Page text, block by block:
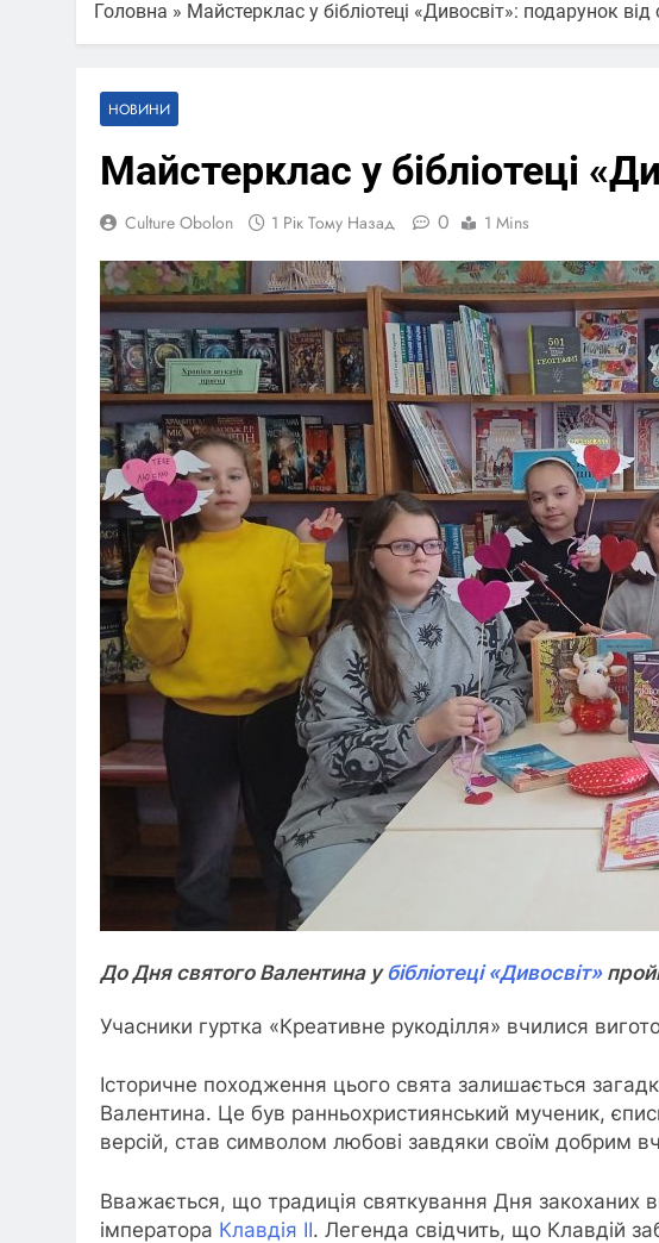
Головна » Майстерклас у бібліотеці «Дивосвіт»: подарунок
НОВИНИ
Майстерклас у бібліотеці
Culture Obolon 1 Рік Тому Назад 0 1 Mins
До Дня святого Валентина убібліотеці «Дивосвіт»
Учасники гуртка «Креативне рукоділля» вчилися
Історичне походження цього свята залишається
Валентина. Це був ранньохристиянський мученик,
версій, став символом любові завдяки своїм добрим
Вважається, що традиція святкування Дня закоханих
імператора Клавдія II. Легенда свідчить, що Клавдій